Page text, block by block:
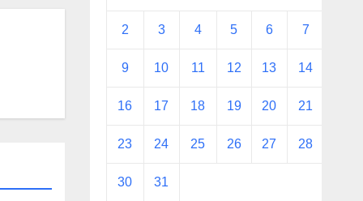
2 3 4 5 6 7
9 10 11 12 13 14
16 17 18 19 20 21
23 24 25 26 27 28
30 31